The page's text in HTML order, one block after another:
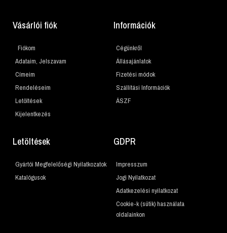
Vásárlói fiók
Fiókom
Adataim, Jelszavam
Címeim
Rendeléseim
Letöltések
Kijelentkezés
Információk
Cégünkről
Állásajánlatok
Fizetési módok
Szállítási Információk
ÁSZF
Letöltések
Gyártói Megfelelőségi Nyilatkozatok
Katalógusok
GDPR
Impresszum
Jogi Nyilatkozat
Adatkezelési nyilatkozat
Cookie-k (sütik) használata
oldalainkon